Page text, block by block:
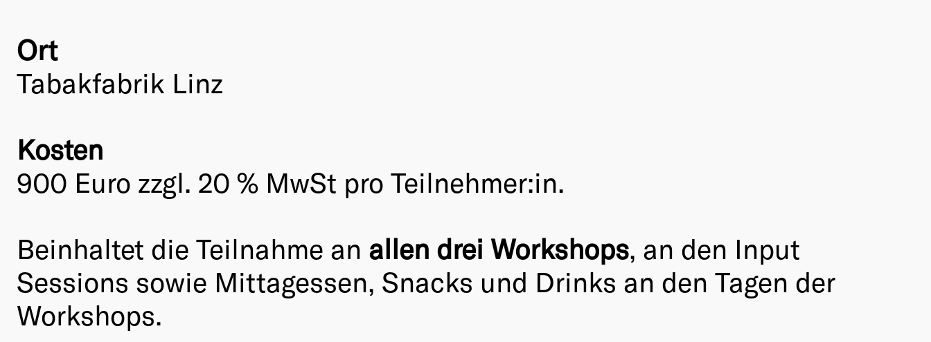
Ort
Tabakfabrik Linz
Kosten
900 Euro zzgl. 20 % MwSt pro Teilnehmer:in.
Beinhaltet die Teilnahme an allen drei Workshops, an den Input
Sessions sowie Mittagessen, Snacks und Drinks an den Tagen der
Workshops.